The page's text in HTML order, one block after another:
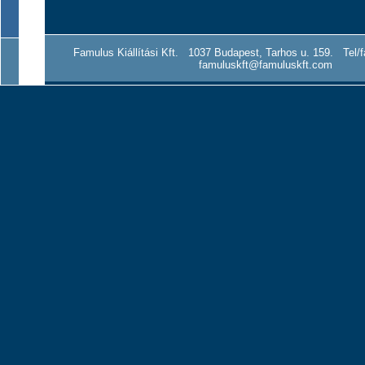
Famulus Kiállítási Kft. 1037 Budapest, Tarhos u. 159. Tel/
famuluskft@famuluskft.com